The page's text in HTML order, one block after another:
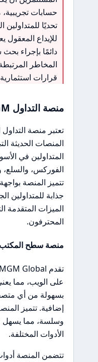
حسابات تجريبية،
تحديًا للمتداولين
للإيداع
دائمًا بإجراء
المخاطر
قرارات
منصة التداول MGM
المنصات الحديثة
المتداولين في
الفوركس، والسلع،
تتميز المنصة
جذابة للمتداولين
الميزات المتقدمة
المحترفون.
منصة سطح المكتب
على الويب، مما
بسهولة من أي
إضافية. تتميز
وسلسة، مما يسهل
الأدوات المختلفة.
تتضمن المنصة